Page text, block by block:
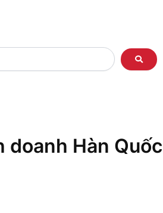
doanh Hàn Quốc